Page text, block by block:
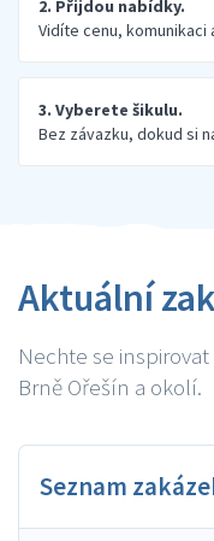
2. Přijdou nabídky.
Vidíte cenu, komunikaci
3. Vyberete šikulu.
Bez závazku, dokud si
Aktuální
Nechte se
Brně Ořešín a okolí.
Seznam